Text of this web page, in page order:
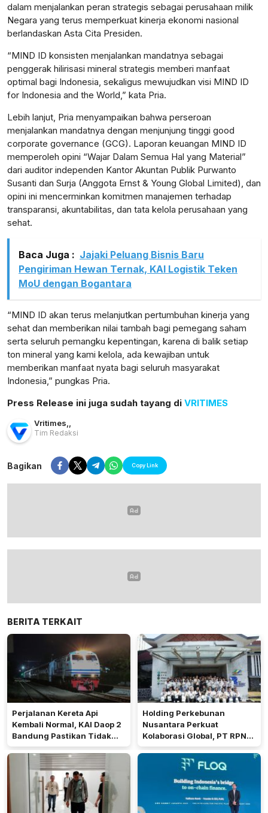
dalam menjalankan peran strategis sebagai perusahaan milik
Negara yang terus memperkuat kinerja ekonomi nasional
berlandaskan Asta Cita Presiden.
“MIND ID konsisten menjalankan mandatnya sebagai
penggerak hilirisasi mineral strategis memberi manfaat
optimal bagi Indonesia, sekaligus mewujudkan visi MIND ID
for Indonesia and the World,” kata Pria.
Lebih lanjut, Pria menyampaikan bahwa perseroan
menjalankan mandatnya dengan menjunjung tinggi good
corporate governance (GCG). Laporan keuangan MIND ID
memperoleh opini “Wajar Dalam Semua Hal yang Material”
dari auditor independen Kantor Akuntan Publik Purwanto
Susanti dan Surja (Anggota Ernst & Young Global Limited), dan
opini ini mencerminkan komitmen manajemen terhadap
transparansi, akuntabilitas, dan tata kelola perusahaan yang
sehat.
Baca Juga : Jajaki Peluang Bisnis Baru
Pengiriman Hewan Ternak, KAI Logistik Teken
MoU dengan Bogantara
“MIND ID akan terus melanjutkan pertumbuhan kinerja yang
sehat dan memberikan nilai tambah bagi pemegang saham
serta seluruh pemangku kepentingan, karena di balik setiap
ton mineral yang kami kelola, ada kewajiban untuk
memberikan manfaat nyata bagi seluruh masyarakat
Indonesia,” pungkas Pria.
Press Release ini juga sudah tayang di VRITIMES
Vritimes
Tim Redaksi
Bagikan Copy Link
BERITA TERKAIT
Perjalanan Kereta Api
Kembali Normal, KAI Daop 2
Bandung Pastikan Tidak
Ada Kerusakan Prasarana
maupun Infrastruktur
Operasional Pasca Gempa
Pangandaran
Holding Perkebunan
Nusantara Perkuat
Kolaborasi Global, PT RPN
Terima Kunjungan Duke
Corporate Education